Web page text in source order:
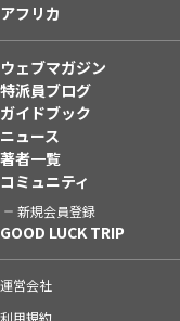
アフリカ
ウェブマガジン
特派員ブログ
ガイドブック
ニュース
著者一覧
コミュニティ
新規会員登録
GOOD LUCK TRIP
運営会社
利用規約